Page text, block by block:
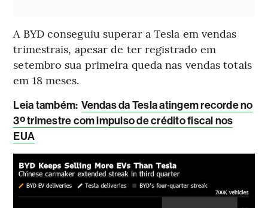
A BYD conseguiu superar a Tesla em vendas
trimestrais, apesar de ter registrado em
setembro sua primeira queda nas vendas totais
em 18 meses.
Leia também: Vendas da Tesla atingem recorde no
3º trimestre com impulso de crédito fiscal nos
EUA